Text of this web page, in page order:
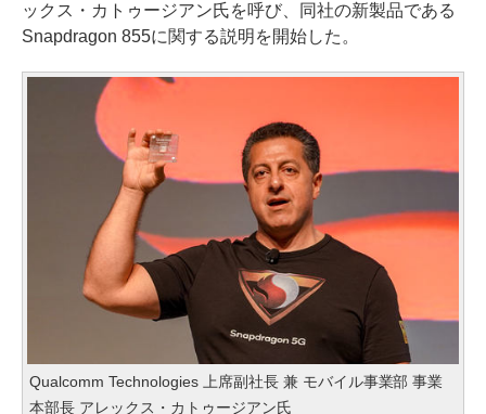
ックス・カトゥージアン氏を呼び、同社の新製品である
Snapdragon 855に関する説明を開始した。
Qualcomm Technologies 上席副社長 兼 モバイル事業部 事業
本部長 アレックス・カトゥージアン氏